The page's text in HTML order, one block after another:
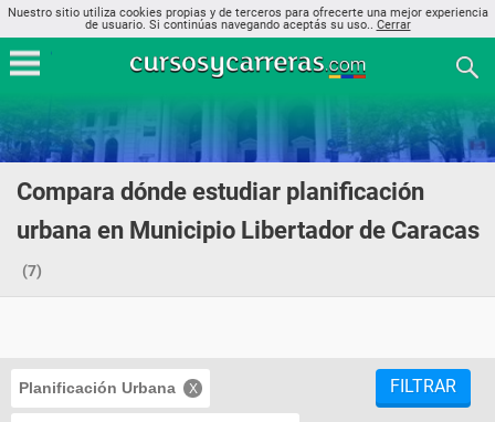
Nuestro sitio utiliza cookies propias y de terceros para ofrecerte una mejor experiencia
de usuario. Si continúas navegando aceptás su uso.. Cerrar
Compara dónde estudiar planificación
urbana en Municipio Libertador de Caracas
(7)
Planificación Urbana FILTRAR